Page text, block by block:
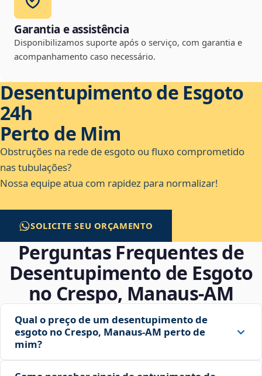
Garantia e assistência
Disponibilizamos suporte após o serviço, com garantia e
acompanhamento caso necessário.
Desentupimento de Esgoto
24h
Perto de Mim
Obstruções na rede de esgoto ou fluxo comprometido
nas tubulações?
Nossa equipe atua com rapidez para normalizar!
SOLICITE SEU ORÇAMENTO
Perguntas Frequentes de
Desentupimento de Esgoto
no Crespo, Manaus‑AM
Qual o preço de um desentupimento de
esgoto no Crespo, Manaus‑AM perto de
mim?